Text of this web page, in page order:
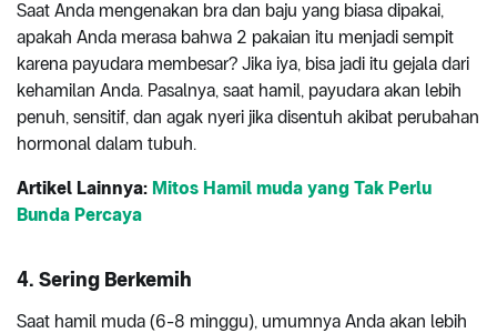
Saat Anda mengenakan bra dan baju yang biasa dipakai,
apakah Anda merasa bahwa 2 pakaian itu menjadi sempit
karena payudara membesar? Jika iya, bisa jadi itu gejala dari
kehamilan Anda. Pasalnya, saat hamil, payudara akan lebih
penuh, sensitif, dan agak nyeri jika disentuh akibat perubahan
hormonal dalam tubuh.
Artikel Lainnya: Mitos Hamil muda yang Tak Perlu
Bunda Percaya
4. Sering Berkemih
Saat hamil muda (6-8 minggu), umumnya Anda akan lebih